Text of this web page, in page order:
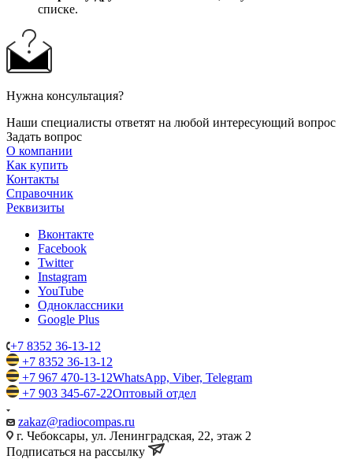
списке.
Нужна консультация?
Наши специалисты ответят на любой интересующий вопрос
Задать вопрос
О компании
Как купить
Контакты
Справочник
Реквизиты
Вконтакте
Facebook
Twitter
Instagram
YouTube
Одноклассники
Google Plus
+7 8352 36-13-12
+7 8352 36-13-12
+7 967 470-13-12WhatsApp, Viber, Telegram
+7 903 345-67-22Оптовый отдел
zakaz@radiocompas.ru
г. Чебоксары, ул. Ленинградская, 22, этаж 2
Подписаться на рассылку